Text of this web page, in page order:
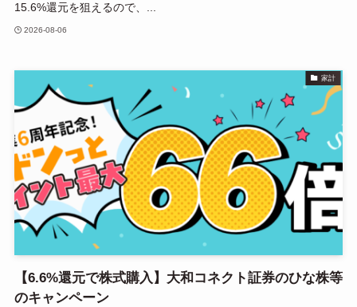
15.6%還元を狙えるので、...
2026-08-06
家計
【6.6%還元で株式購入】大和コネクト証券のひな株等
のキャンペーン